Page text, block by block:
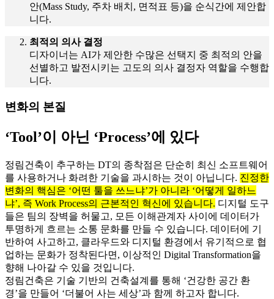
안(Mass Study, 주차 배치, 면적표 등)을 순식간에 제안합
니다.
최적의 의사 결정
디자이너는 AI가 제안한 수많은 선택지 중 최적의 안을
선별하고 발전시키는 고도의 의사 결정자 역할을 수행합
니다.
변화의 본질
‘Tool’이 아닌 ‘Process’에 있다
정림건축이 추구하는 DT의 종착점은 단순히 최신 소프트웨어
를 사용하거나 화려한 기술을 과시하는 것이 아닙니다. 진정한
변화의 핵심은 ‘어떤 툴을 쓰느냐’가 아니라 ‘어떻게 일하느
냐’, 즉 Work Process의 근본적인 혁신에 있습니다. 디지털 도구
들은 팀의 장벽을 허물고, 모든 이해관계자 사이에 데이터가
투명하게 흐르는 소통 문화를 만들 수 있습니다. 데이터에 기
반하여 사고하고, 클라우드와 디지털 환경에서 유기적으로 협
업하는 문화가 정착된다면, 이상적인 Digital Transformation을
향해 나아갈 수 있을 것입니다.
정림건축은 기술 기반의 건축설계를 통해 ‘건강한 공간 환
경’을 만들어 ‘더불어 사는 세상’과 함께 하고자 합니다.